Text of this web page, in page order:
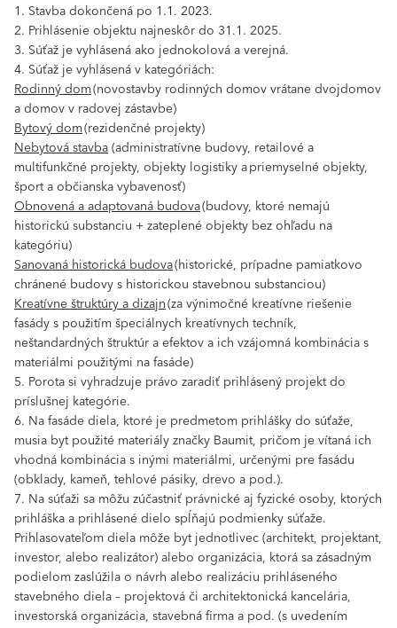
1. Stavba dokončená po 1.1. 2023.
2. Prihlásenie objektu najneskôr do 31.1. 2025.
3. Súťaž je vyhlásená ako jednokolová a verejná.
4. Súťaž je vyhlásená v kategóriách:
Rodinný dom(novostavby rodinných domov vrátane dvojdomov
a domov v radovej zástavbe)
Bytový dom(rezidenčné projekty)
Nebytová stavba(administratívne budovy, retailové a
multifunkčné projekty, objekty logistiky a priemyselné objekty,
šport a občianska vybavenosť)
Obnovená a adaptovaná budova(budovy, ktoré nemajú
historickú substanciu + zateplené objekty bez ohľadu na
kategóriu)
Sanovaná historická budova(historické, prípadne pamiatkovo
chránené budovy s historickou stavebnou substanciou)
Kreatívne štruktúry a dizajn(za výnimočné kreatívne riešenie
fasády s použitím špeciálnych kreatívnych techník,
neštandardných štruktúr a efektov a ich vzájomná kombinácia s
materiálmi použitými na fasáde)
5. Porota si vyhradzuje právo zaradiť prihlásený projekt do
príslušnej kategórie.
6. Na fasáde diela, ktoré je predmetom prihlášky do súťaže,
musia byt použité materiály značky Baumit, pričom je vítaná ich
vhodná kombinácia s inými materiálmi, určenými pre fasádu
(obklady, kameň, tehlové pásiky, drevo a pod.).
7. Na súťaži sa môžu zúčastniť právnické aj fyzické osoby, ktorých
prihláška a prihlásené dielo spĺňajú podmienky súťaže.
Prihlasovateľom diela môže byt jednotlivec (architekt, projektant,
investor, alebo realizátor) alebo organizácia, ktorá sa zásadným
podielom zaslúžila o návrh alebo realizáciu prihláseného
stavebného diela – projektová či architektonická kancelária,
investorská organizácia, stavebná firma a pod. (s uvedením